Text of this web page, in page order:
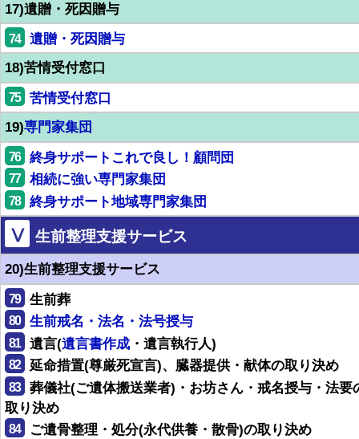
17)遺贈・死因贈与
74
遺贈・死因贈与
18)苦情受付窓口
75
苦情受付窓口
19)専門家集団
76 終身サポートこれで良し！顧問団
77 相続に強い専門家集団
78 終身サポート地域専門家集団
Ⅴ 生前整理支援サービス
20)生前整理支援サービス
79 生前葬
80 生前戒名・法名・法号授与
81 遺言(遺言書作成 ・遺言執行人)
82 延命措置(尊厳死宣言)、臓器提供・献体の取り決め
83
葬儀社(ご遺体搬送業者)・お坊さん・戒名授与・法要
取り決め
84 ご遺骨整理・処分(永代供養・散骨)の取り決め